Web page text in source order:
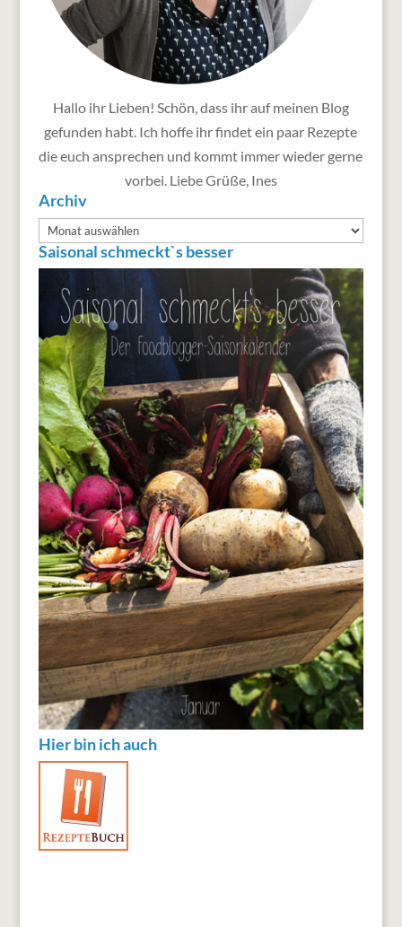
Hallo ihr Lieben! Schön, dass ihr auf meinen Blog
gefunden habt. Ich hoffe ihr findet ein paar Rezepte
die euch ansprechen und kommt immer wieder gerne
vorbei. Liebe Grüße, Ines
Archiv
Archiv
Saisonal schmeckt`s besser
Hier bin ich auch